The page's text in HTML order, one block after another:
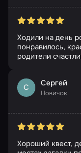
Ходили на день
понравилось,
родители
С Сергей
Новичок
Хороший квест,